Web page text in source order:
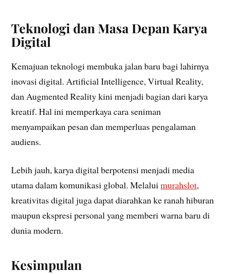
Teknologi dan Masa Depan Karya
Digital
Kemajuan teknologi membuka jalan baru bagi lahirnya
inovasi digital. Artificial Intelligence, Virtual Reality,
dan Augmented Reality kini menjadi bagian dari karya
kreatif. Hal ini memperkaya cara seniman
menyampaikan pesan dan memperluas pengalaman
audiens.
Lebih jauh, karya digital berpotensi menjadi media
utama dalam komunikasi global. Melaluimurahslot,
kreativitas digital juga dapat diarahkan ke ranah hiburan
maupun ekspresi personal yang memberi warna baru di
dunia modern.
Kesimpulan